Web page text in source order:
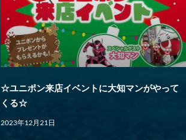
☆ユニポン来店イベントに大知マンがやって
くる☆
2023年12月21日